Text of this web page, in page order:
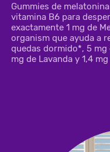
Gummies de
vitamina B6 para
exactamente 1 mg de
organism que ayuda a
quedas dormido*, 5 mg
mg de Lavanda y 1,4